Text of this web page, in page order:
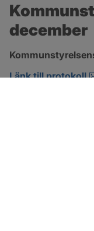
december
Länk till protokoll